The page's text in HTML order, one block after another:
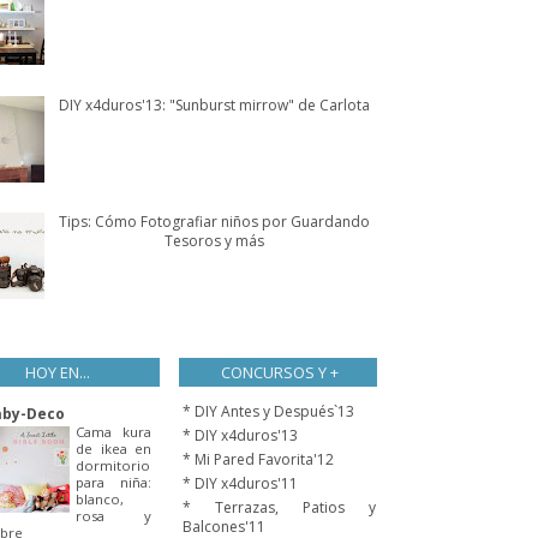
DIY x4duros'13: "Sunburst mirrow" de Carlota
Tips: Cómo Fotografiar niños por Guardando
Tesoros y más
HOY EN...
Deco
Cama kura
de ikea en
dormitorio
para niña:
blanco,
rosa y
CONCURSOS Y +
* DIY Antes y Después`13
* DIY x4duros'13
* Mi Pared Favorita'12
* DIY x4duros'11
* Terrazas, Patios y
Balcones'11